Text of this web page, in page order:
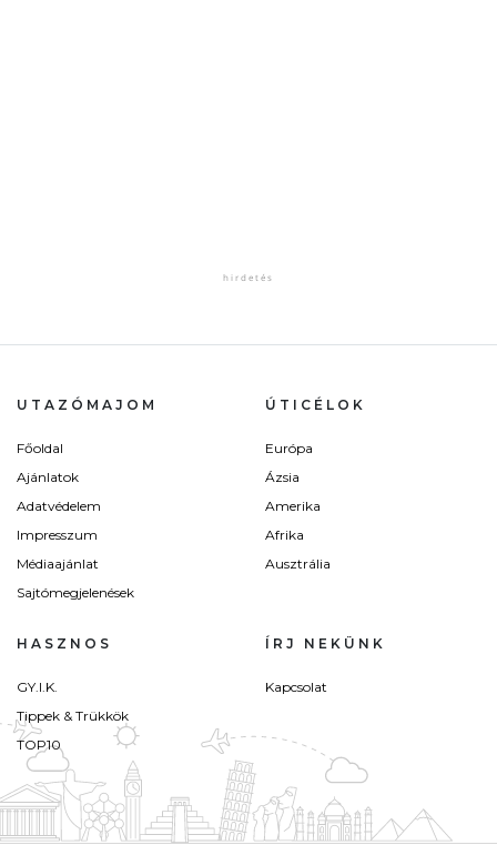
UTAZÓMAJOM
Főoldal
Ajánlatok
Adatvédelem
Impresszum
Médiaajánlat
Sajtómegjelenések
ÚTICÉLOK
Európa
Ázsia
Amerika
Afrika
Ausztrália
HASZNOS
GY.I.K.
Tippek & Trükkök
TOP10
ÍRJ NEKÜNK
Kapcsolat